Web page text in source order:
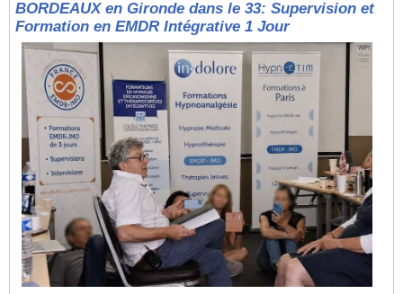
BORDEAUX en Gironde dans le 33: Supervision et
Formation en EMDR Intégrative 1 Jour